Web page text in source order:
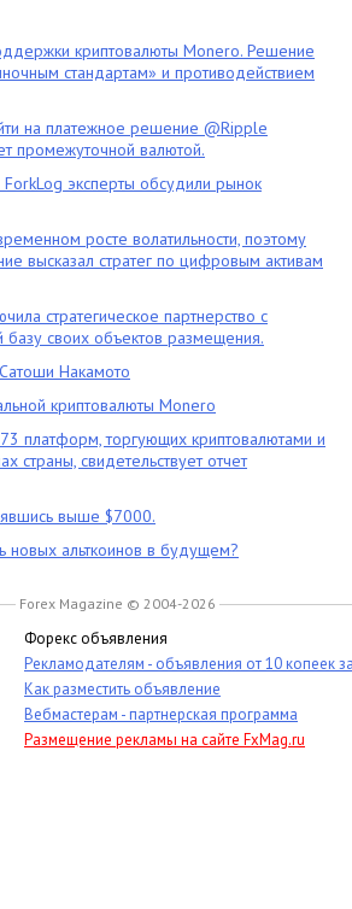
криптовалюты Monero. Решение
стандартам» и противодействием
на платежное решение @Ripple
промежуточной валютой.
эксперты обсудили рынок
росте волатильности, поэтому
высказал стратег по цифровым активам
стратегическое партнерство с
своих объектов размещения.
Накамото
криптовалюты Monero
платформ, торгующих криптовалютами и
страны, свидетельствует отчет
выше $7000.
новых альткоинов в будущем?
Forex Magazine © 2004-2026
Форекс объявления
Рекламодателям - объявления от 10 копеек
Как разместить объявление
Вебмастерам - партнерская программа
Размещение рекламы на сайте FxMag.ru